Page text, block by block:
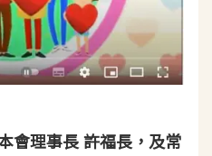
會理事長 許福長，及常